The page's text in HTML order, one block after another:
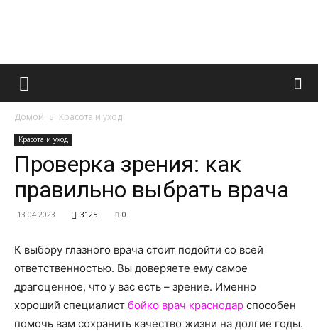
Французский
все
о
Домой Красота и уход
Красота и уход
Проверка зрения: как
правильно выбрать врача
13.04.2023 3125 0
К выбору глазного врача стоит подойти со всей
ответственностью. Вы доверяете ему самое
драгоценное, что у вас есть – зрение. Именно
хороший специалист бойко врач краснодар способен
помочь вам сохранить качество жизни на долгие годы.